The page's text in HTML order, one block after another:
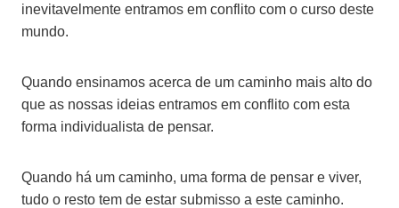
inevitavelmente entramos em conflito com o curso deste
mundo.
Quando ensinamos acerca de um caminho mais alto do
que as nossas ideias entramos em conflito com esta
forma individualista de pensar.
Quando há um caminho, uma forma de pensar e viver,
tudo o resto tem de estar submisso a este caminho.